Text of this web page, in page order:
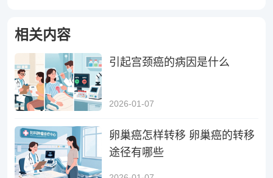
相关内容
引起宫颈癌的病因是什么
2026-01-07
卵巢癌怎样转移 卵巢癌的转移
途径有哪些